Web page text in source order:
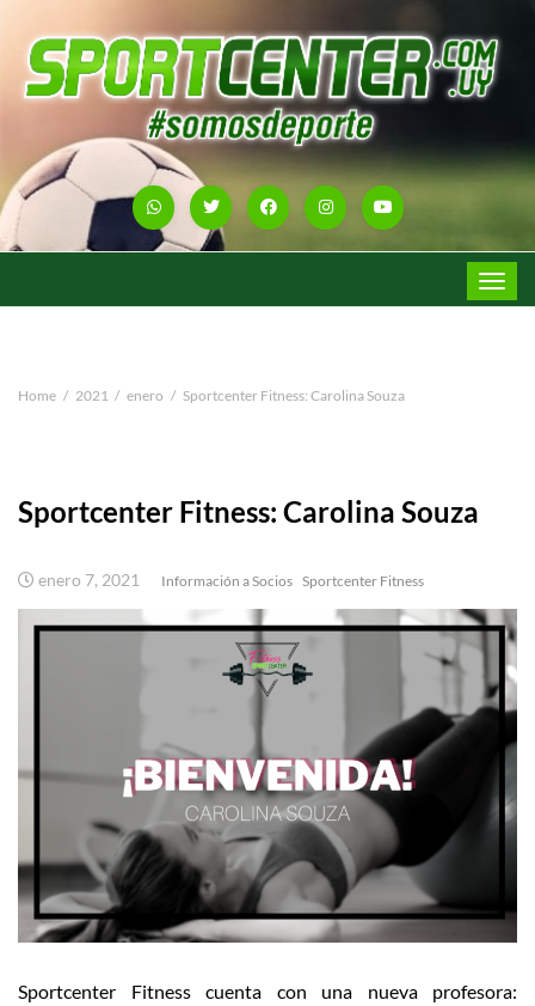
Toggle
Home 2021 enero Sportcenter Fitness: Carolina Souza
Sportcenter Fitness: Carolina Souza
enero 7, 2021 Información a Socios Sportcenter Fitness
Sportcenter Fitness cuenta con una nueva profesora: